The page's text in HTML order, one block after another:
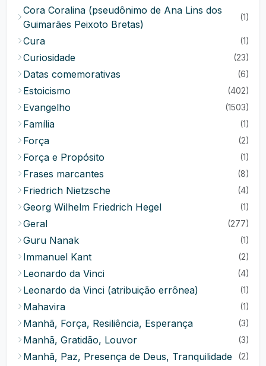
Cora Coralina (pseudônimo de Ana Lins dos
Guimarães Peixoto Bretas)
(1)
Cura (1)
Curiosidade (23)
Datas comemorativas (6)
Estoicismo (402)
Evangelho (1503)
Família (1)
Força (2)
Força e Propósito (1)
Frases marcantes (8)
Friedrich Nietzsche (4)
Georg Wilhelm Friedrich Hegel (1)
Geral (277)
Guru Nanak (1)
Immanuel Kant (2)
Leonardo da Vinci (4)
Leonardo da Vinci (atribuição errônea) (1)
Mahavira (1)
Manhã, Força, Resiliência, Esperança (3)
Manhã, Gratidão, Louvor (3)
Manhã, Paz, Presença de Deus, Tranquilidade (2)